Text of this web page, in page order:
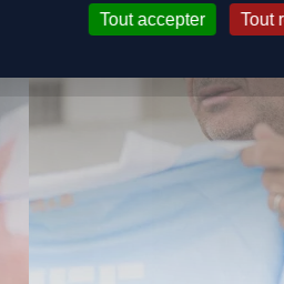
Tout accepter Tout